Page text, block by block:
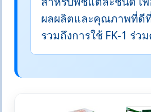
ผลผลิตและคุณภาพที่ดี
รวมถึงการใช้ FK-1 ร่ว